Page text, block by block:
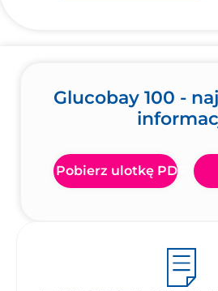
Glucobay 100 -
Pobierz ulotkę PDF